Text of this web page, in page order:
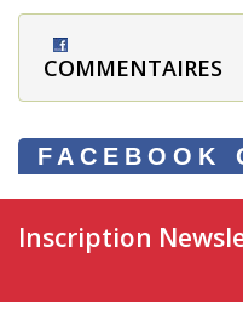
COMMENTAIRES
FACEBOOK
Inscription